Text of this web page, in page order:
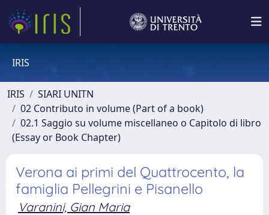
IRIS
IRIS
SIARI UNITN
02 Contributo in volume (Part of a book)
02.1 Saggio su volume miscellaneo o Capitolo di libro
(Essay or Book Chapter)
Verona ai primi del Quattrocento, la
famiglia Pellegrini e Pisanello
Varanini, Gian Maria